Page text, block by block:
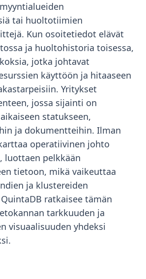
tai huoltotiimien
Kun osoitetiedot elävät
ja huoltohistoria toisessa,
jotka johtavat
käyttöön ja hitaaseen
Yritykset
jossa sijainti on
statukseen,
ja dokumentteihin. Ilman
operatiivinen johto
luottaen pelkkään
tietoon, mikä vaikeuttaa
ja klustereiden
ratkaisee tämän
tarkkuuden ja
visuaalisuuden yhdeksi